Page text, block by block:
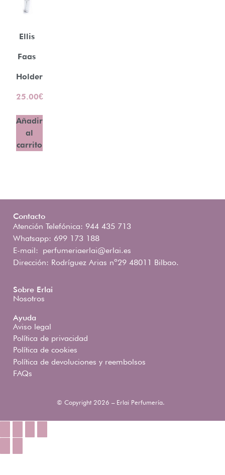
Ellis
Faas
Holder
25.00€
Añadir
al
carrito
Contacto
Atención Telefónica: 944 435 713
Whatsapp: 699 173 188
E-mail: perfumeriaerlai@erlai.es
Dirección: Rodríguez Arias nº29 48011 Bilbao.
Sobre Erlai
Nosotros
Ayuda
Aviso legal
Política de privacidad
Política de cookies
Política de devoluciones y reembolsos
FAQs
© Copyright 2026 – Erlai Perfumería.